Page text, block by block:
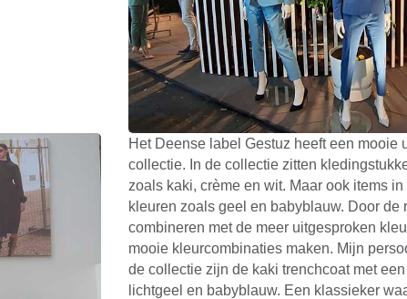
Het Deense label Gestuz heeft een mooie
collectie. In de collectie zitten
zoals kaki, crème en wit. Maar ook items
kleuren zoals geel en babyblauw. Door de
combineren met de meer uitgesproken
mooie kleurcombinaties maken. Mijn
de collectie zijn de kaki trenchcoat met
lichtgeel en babyblauw. Een klassieker